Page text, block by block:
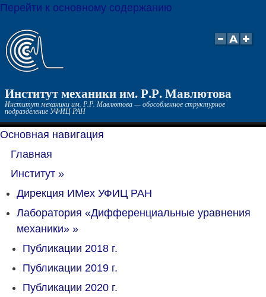
Перейти к основному содержанию
Институт механики им. Р.Р. Мавлютова
Институт механики им. Р.Р. Мавлютова — обособленное структурное
подразделение УФИЦ РАН
Основная навигация
Главная
Институт »
Дирекция ИМех УФИЦ РАН
Лаборатория «Дифференциальные уравнения
механики» »
Публикации 2018 г.
Публикации 2019 г.
Публикации 2020 г.